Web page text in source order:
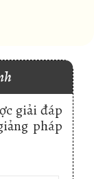
giải đáp
pháp